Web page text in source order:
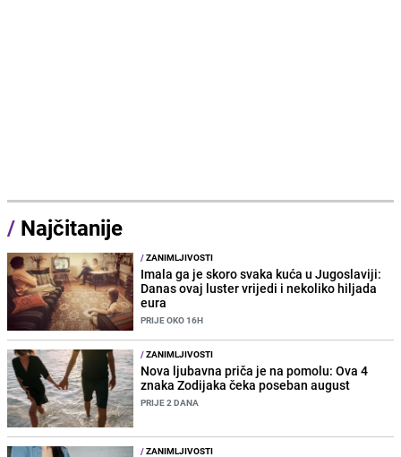
/ Najčitanije
/ZANIMLJIVOSTI
Imala ga je skoro svaka kuća u Jugoslaviji:
Danas ovaj luster vrijedi i nekoliko hiljada
eura
PRIJE OKO 16H
/ZANIMLJIVOSTI
Nova ljubavna priča je na pomolu: Ova 4
znaka Zodijaka čeka poseban august
PRIJE 2 DANA
/ZANIMLJIVOSTI